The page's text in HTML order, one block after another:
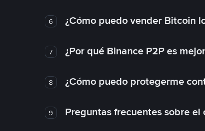
6 ¿Cómo puedo vender Bitcoin
7 ¿Por qué Binance P2P es
8 ¿Cómo puedo protegerme
9 Preguntas frecuentes sobre el